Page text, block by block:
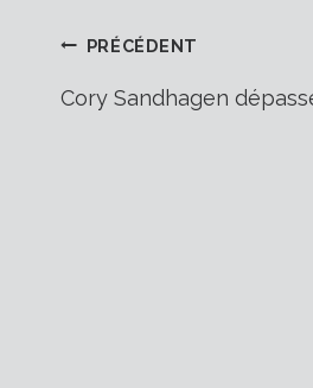
PRÉCÉDENT
Cory Sandhagen